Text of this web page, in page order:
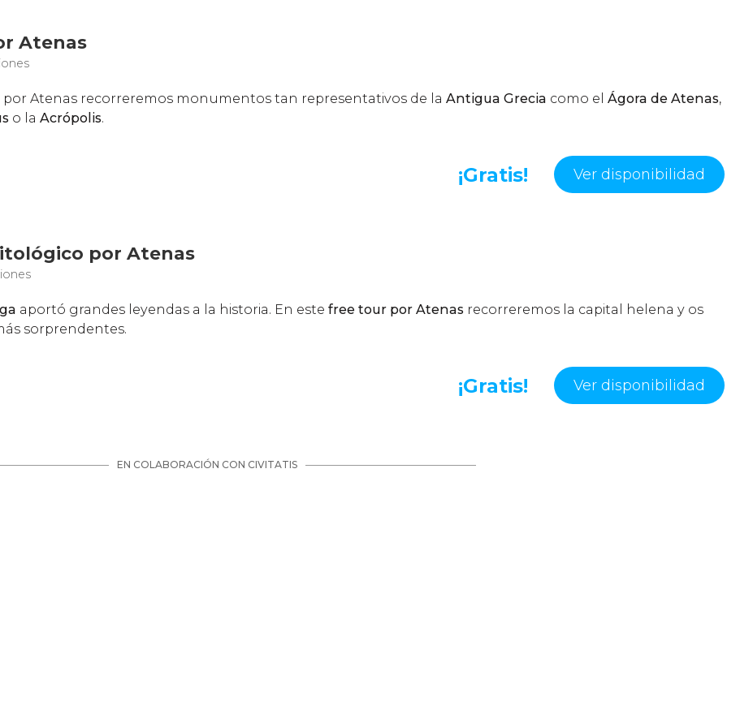
Atenas
por Atenas recorreremos monumentos tan representativos de la Antigua Grecia como el Ágora de Atenas,
o la Acrópolis.
¡Gratis! Ver disponibilidad
por Atenas
aportó grandes leyendas a la historia. En este free tour por Atenas recorreremos la capital helena y os
sorprendentes.
¡Gratis! Ver disponibilidad
EN COLABORACIÓN CON CIVITATIS